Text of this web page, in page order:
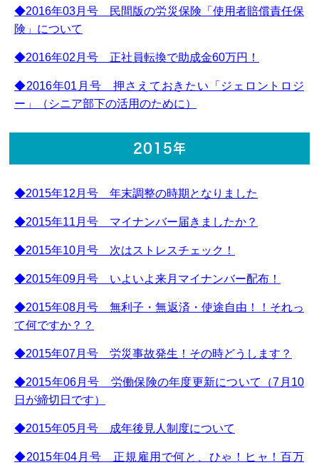
◆2016年03月号 民間版の労災保険「使用者賠償責任保
険」について
◆2016年02月号 正社員転換で助成金60万円！
◆2016年01月号 押さえておきたい「ジェロントロジ
ー」（シニア部下の活用のために）
2015年
◆2015年12月号 年末調整の時期となりました
◆2015年11月号 マイナンバー届きましたか？
◆2015年10月号 次はストレスチェック！
◆2015年09月号 いよいよ来月マイナンバー配布！
◆2015年08月号 無利子・無返済・使途自由！！それっ
て何ですか？？
◆2015年07月号 労災事故発生！その時どうします？
◆2015年06月号 労働保険の年度更新について（7月10
日が締切日です）
◆2015年05月号 成年後見人制度について
◆2015年04月号 正規雇用で何と、ひゃ！ヒャ！百万